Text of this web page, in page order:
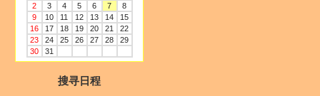
2
3 4 5 6 7
8
9
10 11 12 13 14
15
16
17 18 19 20 21
22
23
24 25 26 27 28
29
30
31
搜寻日程